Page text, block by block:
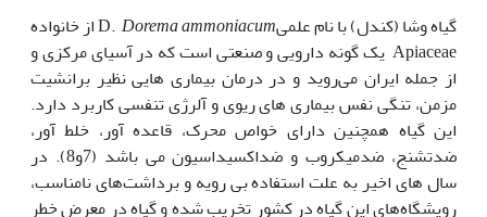
گیاه وشا (کندل) با نام علمیD.Dorema ammoniacum
از خانواده
Apiaceae یک گونه دارویی و صنعتی است که در آسیای مرکزی و
از جمله ایران می‌روید و در درمان بیماری هایی نظیر برانشیت
مزمن، تنگی نفس بیماری های ریوی و آلرژی تنفسی کاربرد دارد.
این گیاه همچنین دارای خواص محرک، قاعده آور، خلط آور،
ضدتشنج، ضدمیکروب و ضداکسیداسیون می باشد (7و8). در
سال های اخیر به علت استفاده بی رویه و برداشت‌های نامناسب،
رویشگاه‌های این گیاه در کشور تخریب شده و گیاه در معرض خطر